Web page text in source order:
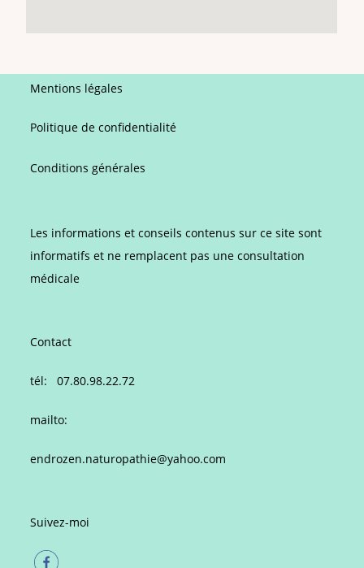
Mentions légales
Politique de confidentialité
Conditions générales
Les informations et conseils contenus sur ce site sont
informatifs et ne remplacent pas une consultation
médicale
Contact
tél: 07.80.98.22.72
mailto:
endrozen.naturopathie@yahoo.com
Suivez-moi